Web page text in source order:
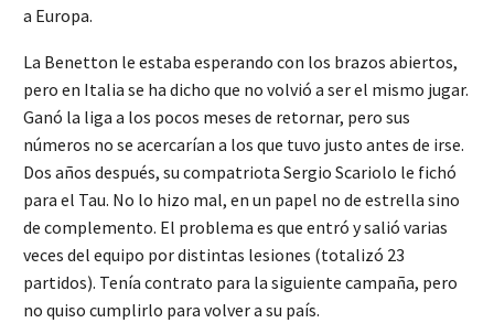
a Europa.
La Benetton le estaba esperando con los brazos abiertos,
pero en Italia se ha dicho que no volvió a ser el mismo jugar.
Ganó la liga a los pocos meses de retornar, pero sus
números no se acercarían a los que tuvo justo antes de irse.
Dos años después, su compatriota Sergio Scariolo le fichó
para el Tau. No lo hizo mal, en un papel no de estrella sino
de complemento. El problema es que entró y salió varias
veces del equipo por distintas lesiones (totalizó 23
partidos). Tenía contrato para la siguiente campaña, pero
no quiso cumplirlo para volver a su país.